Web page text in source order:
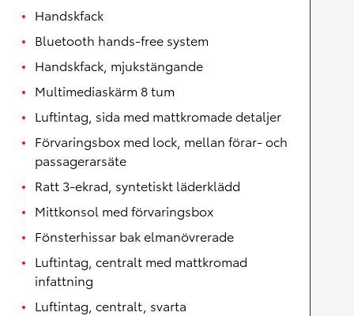
Handskfack
Bluetooth hands-free system
Handskfack, mjukstängande
Multimediaskärm 8 tum
Luftintag, sida med mattkromade detaljer
Förvaringsbox med lock, mellan förar- och
passagerarsäte
Ratt 3-ekrad, syntetiskt läderklädd
Mittkonsol med förvaringsbox
Fönsterhissar bak elmanövrerade
Luftintag, centralt med mattkromad
infattning
Luftintag, centralt, svarta